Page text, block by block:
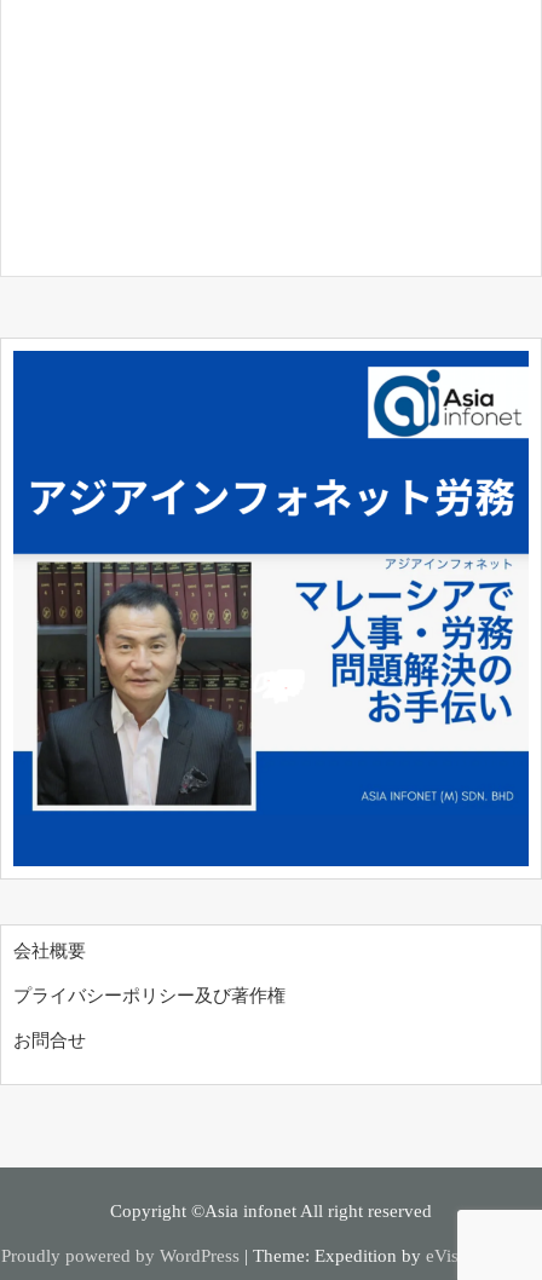
会社概要
プライバシーポリシー及び著作権
お問合せ
Copyright ©Asia infonet All right reserved
Proudly powered by WordPress | Theme: Expedition by eVisionThemes